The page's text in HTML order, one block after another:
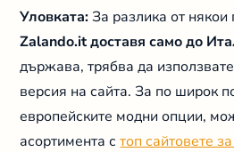
Уловката:За разлика от някои
Zalando.it доставя само до
държава, трябва да
версия на сайта. За по широк
европейските модни опции,
асортимента стоп сайтовете